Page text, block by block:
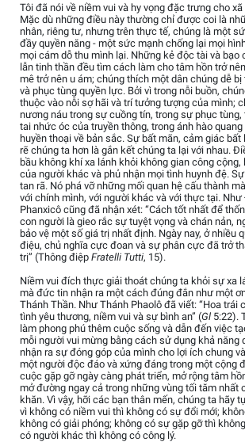
Tôi đã nói về niềm vui và hy vọng đặc trưng cho
Mặc dù những điều này thường chỉ được coi là
nhân, riêng tư, nhưng trên thực tế, chúng là một
đầy quyền năng - một sức mạnh chống lại mọi
mọi cám dỗ thu mình lại. Những kẻ độc tài và bạo
lẫn tinh thần đều tìm cách làm cho tâm hồn trở
mê trở nên u ám; chúng thích một dân chúng dễ bị
và phục tùng quyền lực. Bởi vì trong nỗi buồn,
thuộc vào nỗi sợ hãi và trí tưởng tượng của mình;
nương náu trong sự cuồng tín, trong sự phục
tai nhức óc của truyền thông, trong ánh hào
huyền thoại về bản sắc. Sự bất mãn, cảm giác
rẽ chúng ta hơn là gắn kết chúng ta lại với nhau.
bầu không khí xa lánh khỏi không gian công
của người khác và phủ nhận mọi tình huynh đệ.
tan rã. Nó phá vỡ những mối quan hệ cấu thành
với chính mình, với người khác và với thực tại.
Phanxicô cũng đã nhận xét: “Cách tốt nhất để
con người là gieo rắc sự tuyệt vọng và chán nản,
bảo vệ một số giá trị nhất định. Ngày nay, ở nhiều
điệu, chủ nghĩa cực đoan và sự phân cực đã trở
trị” (Thông điệp Fratelli Tutti, 15).
Niềm vui đích thực giải thoát chúng ta khỏi sự xa
mà đức tin nhận ra một cách đúng đắn như một
Thánh Thần. Như Thánh Phaolô đã viết: “Hoa trái
tình yêu thương, niềm vui và sự bình an” (Gl 5:22).
làm phong phú thêm cuộc sống và dẫn đến việc
mỗi người vui mừng bằng cách sử dụng khả năng
nhận ra sự đóng góp của mình cho lợi ích chung
một người độc đáo và xứng đáng trong một cộng
cuộc gặp gỡ ngày càng phát triển, mở rộng tâm
mở đường ngay cả trong những vùng tối tăm nhất
khăn. Vì vậy, hỡi các bạn thân mến, chúng ta hãy
vì không có niềm vui thì không có sự đổi mới;
không có giải phóng; không có sự gặp gỡ thì
có người khác thì không có công lý.